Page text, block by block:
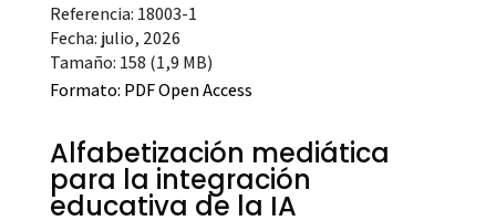
Referencia: 18003-1
Fecha: julio, 2026
Tamaño: 158 (1,9 MB)
Formato: PDF Open Access
Alfabetización mediática
para la integración
educativa de la IA